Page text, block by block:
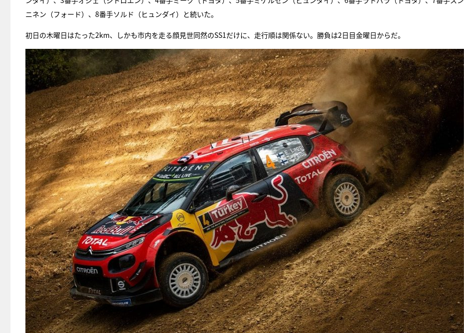
ニネン（フォード）、8番手ソルド（ヒュンダイ）と続いた。
初日の木曜日はたった2km、しかも市内を走る顔見世同然のSS1だけに、走行順は関係ない。勝負は2日目金曜日からだ。